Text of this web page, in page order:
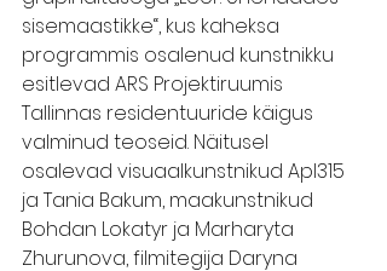
sisemaastikke“, kus kaheksa
programmis osalenud kunstnikku
esitlevad ARS Projektiruumis
Tallinnas residentuuride käigus
valminud teoseid. Näitusel
osalevad visuaalkunstnikud Apl315
ja Tania Bakum, maakunstnikud
Bohdan Lokatyr ja Marharyta
Zhurunova, filmitegija Daryna